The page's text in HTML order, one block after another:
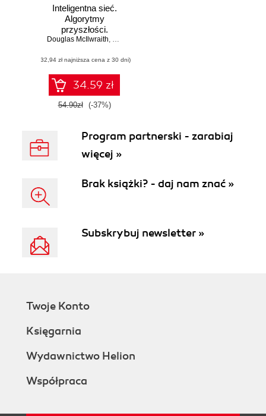
Inteligentna sieć.
Algorytmy
przyszłości.
Wydanie II
Douglas McIlwraith, Haralambos Marmanis
(32,94 zł najniższa cena z 30 dni)
34.59 zł
54.90zł (-37%)
Program partnerski - zarabiaj
więcej »
Brak książki? - daj nam znać »
Subskrybuj newsletter »
Twoje Konto
Księgarnia
Wydawnictwo Helion
Współpraca